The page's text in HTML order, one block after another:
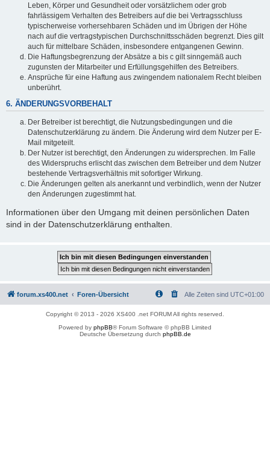
Leben, Körper und Gesundheit oder vorsätzlichem oder grob
fahrlässigem Verhalten des Betreibers auf die bei Vertragsschluss
typischerweise vorhersehbaren Schäden und im Übrigen der Höhe
nach auf die vertragstypischen Durchschnittsschäden begrenzt. Dies gilt
auch für mittelbare Schäden, insbesondere entgangenen Gewinn.
Die Haftungsbegrenzung der Absätze a bis c gilt sinngemäß auch
zugunsten der Mitarbeiter und Erfüllungsgehilfen des Betreibers.
Ansprüche für eine Haftung aus zwingendem nationalem Recht bleiben
unberührt.
6. ÄNDERUNGSVORBEHALT
Der Betreiber ist berechtigt, die Nutzungsbedingungen und die
Datenschutzerklärung zu ändern. Die Änderung wird dem Nutzer per E-
Mail mitgeteilt.
Der Nutzer ist berechtigt, den Änderungen zu widersprechen. Im Falle
des Widerspruchs erlischt das zwischen dem Betreiber und dem Nutzer
bestehende Vertragsverhältnis mit sofortiger Wirkung.
Die Änderungen gelten als anerkannt und verbindlich, wenn der Nutzer
den Änderungen zugestimmt hat.
Informationen über den Umgang mit deinen persönlichen Daten
sind in der Datenschutzerklärung enthalten.
forum.xs400.net Foren-Übersicht Alle Zeiten sind UTC+01:00
Copyright © 2013 - 2026 XS400 .net FORUM All rights reserved.
Powered by phpBB® Forum Software © phpBB Limited
Deutsche Übersetzung durch phpBB.de